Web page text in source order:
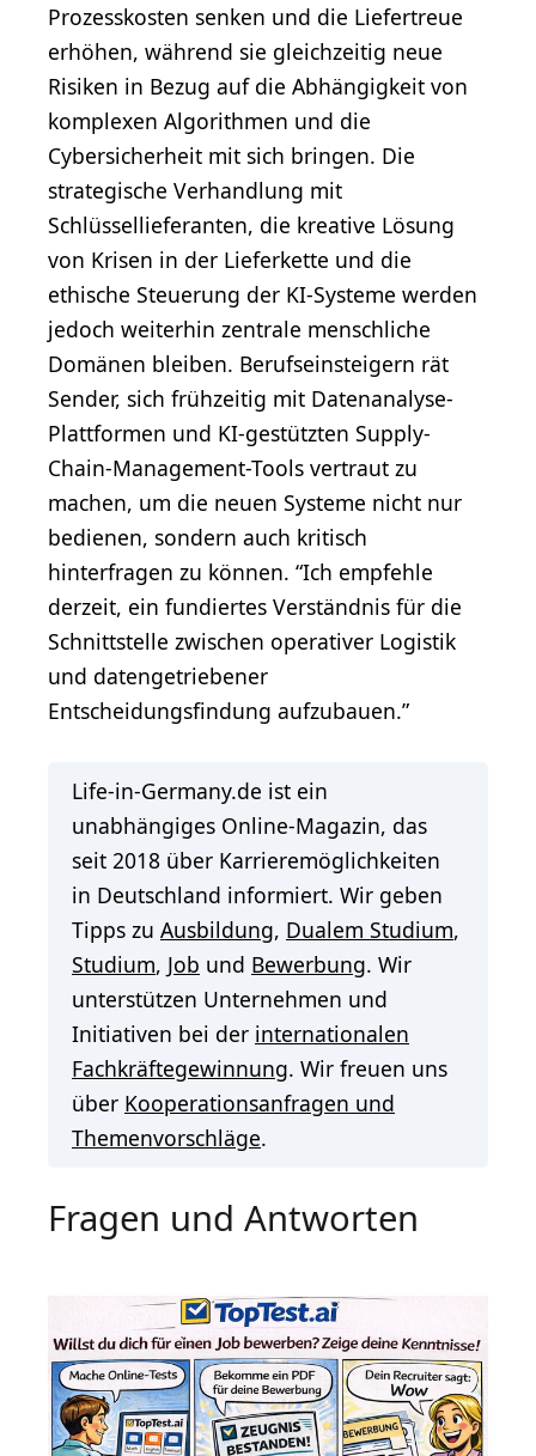
Prozesskosten senken und die Liefertreue
erhöhen, während sie gleichzeitig neue
Risiken in Bezug auf die Abhängigkeit von
komplexen Algorithmen und die
Cybersicherheit mit sich bringen. Die
strategische Verhandlung mit
Schlüssellieferanten, die kreative Lösung
von Krisen in der Lieferkette und die
ethische Steuerung der KI-Systeme werden
jedoch weiterhin zentrale menschliche
Domänen bleiben. Berufseinsteigern rät
Sender, sich frühzeitig mit Datenanalyse-
Plattformen und KI-gestützten Supply-
Chain-Management-Tools vertraut zu
machen, um die neuen Systeme nicht nur
bedienen, sondern auch kritisch
hinterfragen zu können. “Ich empfehle
derzeit, ein fundiertes Verständnis für die
Schnittstelle zwischen operativer Logistik
und datengetriebener
Entscheidungsfindung aufzubauen.”
Life-in-Germany.de ist ein
unabhängiges Online-Magazin, das
seit 2018 über Karrieremöglichkeiten
in Deutschland informiert. Wir geben
Tipps zu Ausbildung, Dualem Studium,
Studium, Job und Bewerbung. Wir
unterstützen Unternehmen und
Initiativen bei der internationalen
Fachkräftegewinnung. Wir freuen uns
über Kooperationsanfragen und
Themenvorschläge.
Fragen und Antworten